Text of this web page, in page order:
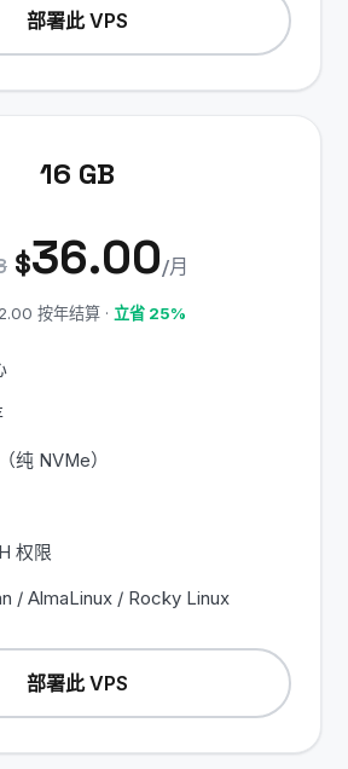
部署此 VPS
16 GB
$36.00/月
按年结算 · 立省 25%
纯 NVMe）
权限
/ AlmaLinux / Rocky Linux
部署此 VPS